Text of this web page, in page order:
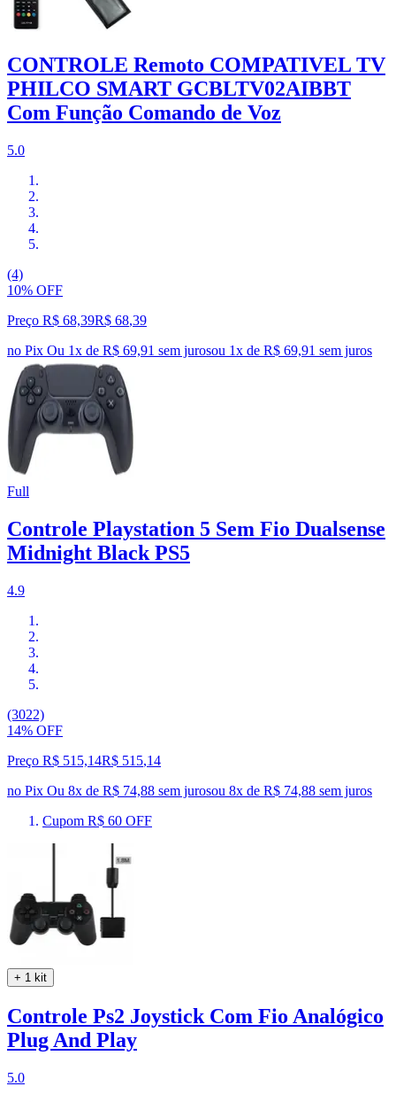
CONTROLE Remoto COMPATIVEL TV
PHILCO SMART GCBLTV02AIBBT
Com Função Comando de Voz
5.0
(4)
10% OFF
Preço R$ 68,39R$ 68,39
no Pix Ou 1x de R$ 69,91 sem jurosou 1x de R$ 69,91 sem juros
Full
Controle Playstation 5 Sem Fio Dualsense
Midnight Black PS5
4.9
(3022)
14% OFF
Preço R$ 515,14R$ 515,14
no Pix Ou 8x de R$ 74,88 sem jurosou 8x de R$ 74,88 sem juros
Cupom R$ 60 OFF
+ 1 kit
Controle Ps2 Joystick Com Fio Analógico
Plug And Play
5.0